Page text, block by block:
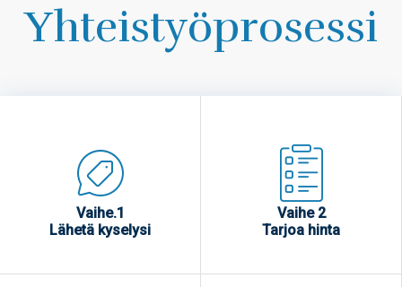
Yhteistyöprosessi
Vaihe.1
Lähetä kyselysi
Vaihe 2
Tarjoa hinta